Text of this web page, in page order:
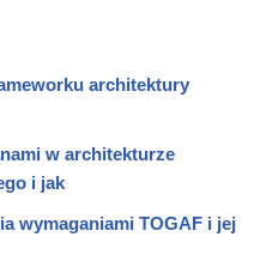
architektury
w architekturze
i jak
wymaganiami TOGAF i jej